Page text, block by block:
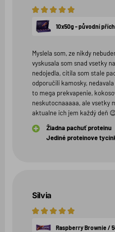
5
hviezdičiek
10x50g - původní
Myslela som, ze nikdy
vyskusala som snad vsetky
nedojedla, citila som stale
odporučili kamosky,
to mega prekvapenie,
neskutocnaaaaa, ale vsetky
aktualne ich jem každý deň
Žiadna pachuť proteinu
Jediné proteinove
Silvia
5
Raspberry Brownie /